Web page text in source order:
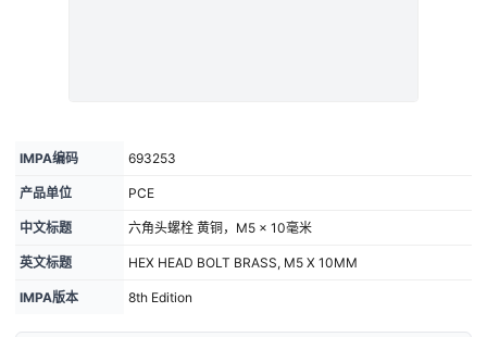
IMPA编码 693253
产品单位 PCE
中文标题 六角头螺栓 黄铜，M5 × 10毫米
英文标题 HEX HEAD BOLT BRASS, M5 X 10MM
IMPA版本 8th Edition